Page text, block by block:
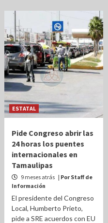
ESTATAL
Pide Congreso abrir las
24 horas los puentes
internacionales en
Tamaulipas
9 meses atrás | Por Staff de
Información
El presidente del Congreso
Local, Humberto Prieto,
pide a SRE acuerdos con EU